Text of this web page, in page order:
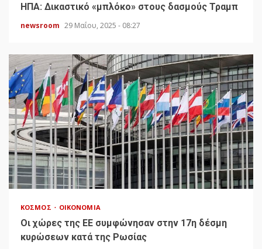
HΠΑ: Δικαστικό «μπλόκο» στους δασμούς Τραμπ
newsroom 29 Μαΐου, 2025 - 08:27
ΚΌΣΜΟΣ ΟΙΚΟΝΟΜΊΑ
Οι χώρες της ΕΕ συμφώνησαν στην 17η δέσμη
κυρώσεων κατά της Ρωσίας